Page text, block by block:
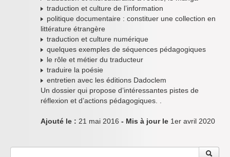
traduction et culture de l’information
politique documentaire : constituer une collection en
littérature étrangère
traduction et culture numérique
quelques exemples de séquences pédagogiques
le rôle et métier du traducteur
traduire la poésie
entretien avec les éditions Dadoclem
Un dossier qui propose d’intéressantes pistes de
réflexion et d’actions pédagogiques. .
Ajouté le : 21 mai 2016 - Mis à jour le 1er avril 2020